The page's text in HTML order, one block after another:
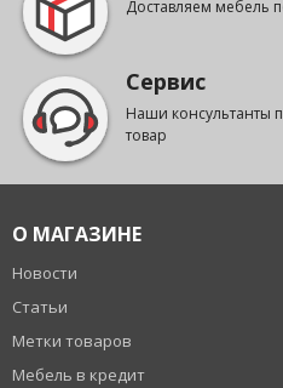
Доставляем мебель
Сервис
Наши консультанты
товар
О МАГАЗИНЕ
Новости
Статьи
Метки товаров
Мебель в кредит